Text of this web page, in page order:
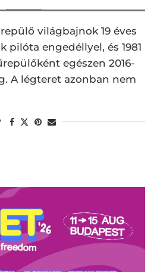
világbajnok 19 éves
pilóta engedéllyel, és 1981
egészen 2016-
A légteret azonban nem